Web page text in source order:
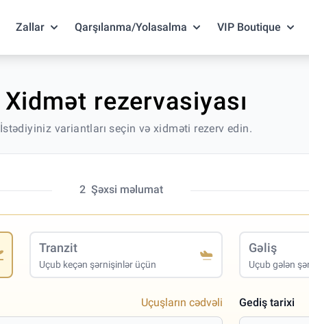
Zallar Qarşılanma/Yolasalma VIP Boutique
Xidmət rezervasiyası
İstədiyiniz variantları seçin və xidməti rezerv edin.
2 Şəxsi məlumat
Tranzit
Uçub keçən şərnişinlər üçün
Gəliş
Uçub gələn
Uçuşların cədvəli Gediş tarixi